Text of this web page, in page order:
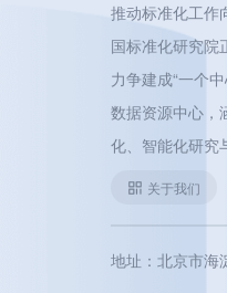
推动标准化工作
国标准化研究院
力争建成“一个
数据资源中心，
化、智能化研究
关于我们
地址：北京市海